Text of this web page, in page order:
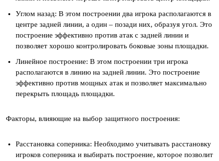
Углом назад: В этом построении два игрока располагаются в
центре задней линии, а один – позади них, образуя угол. Это
построение эффективно против атак с задней линии и
позволяет хорошо контролировать боковые зоны площадки.
Линейное построение: В этом построении три игрока
располагаются в линию на задней линии. Это построение
эффективно против мощных атак и позволяет максимально
перекрыть площадь площадки.
Факторы, влияющие на выбор защитного построения:
Расстановка соперника: Необходимо учитывать расстановку
игроков соперника и выбирать построение, которое позволит